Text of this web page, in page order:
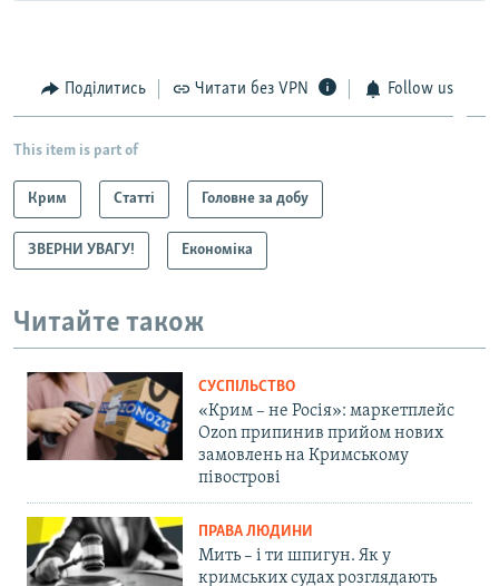
Поділитись Читати без VPN Follow us
This item is part of
Крим Статті Головне за добу
ЗВЕРНИ УВАГУ! Економіка
Читайте також
СУСПІЛЬСТВО
«Крим – не Росія»: маркетплейс
Ozon припинив прийом нових
замовлень на Кримському
півострові
ПРАВА ЛЮДИНИ
Мить – і ти шпигун. Як у
кримських судах розглядають